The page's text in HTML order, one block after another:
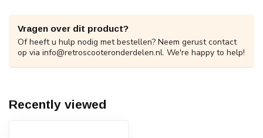
Vragen over dit product?
Of heeft u hulp nodig met bestellen? Neem gerust contact
op via info@retroscooteronderdelen.nl. We're happy to help!
Recently viewed